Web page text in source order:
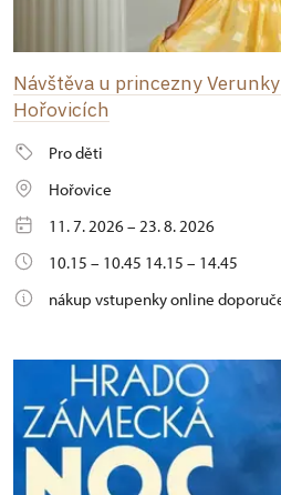
Návštěva u princezny
Hořovicích
Pro děti
Hořovice
11. 7. 2026 – 23. 8. 2026
10.15 – 10.45 14.15 – 14.45
nákup vstupenky online